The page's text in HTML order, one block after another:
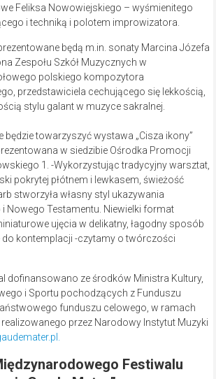
Feliksa Nowowiejskiego – wyśmienitego
i techniką i polotem improwizatora.
będą m.in. sonaty Marcina Józefa
Zespołu Szkół Muzycznych w
polskiego kompozytora
przedstawiciela cechującego się lekkością,
stylu galantw muzyce sakralnej.
będzie towarzyszyć wystawa „Cisza ikony”
w siedzibie Ośrodka Promocji
1. -Wykorzystując tradycyjny warsztat,
pokrytej płótnem i lewkasem, świeżość
stworzyła własny styl ukazywania
Nowego Testamentu. Niewielki format
ujęcia w delikatny, łagodny sposób
kontemplacji -czytamy o twórczości
dofinansowano ze środków Ministra Kultury,
i Sportu pochodzących z Funduszu
funduszu celowego, w ramach
realizowanego przez Narodowy Instytut Muzyki
Festiwalu